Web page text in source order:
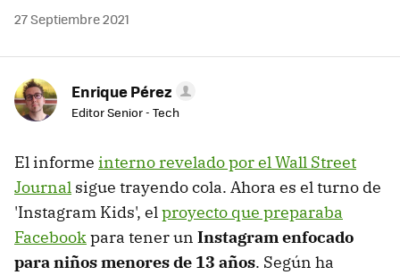
27 Septiembre 2021
Enrique Pérez
Editor Senior - Tech
El informe interno revelado por el Wall Street
Journal sigue trayendo cola. Ahora es el turno de
'Instagram Kids', elproyecto que preparaba
Facebookpara tener un Instagram enfocado
para niños menores de 13 años. Según ha